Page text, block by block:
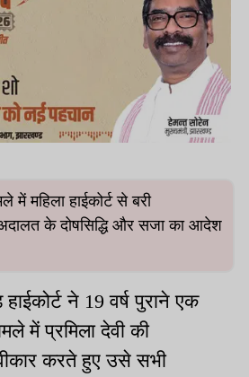
में महिला हाईकोर्ट से बरी
के दोषसिद्धि और सजा का आदेश
ने 19 वर्ष पुराने एक
में प्रमिला देवी की
करते हुए उसे सभी